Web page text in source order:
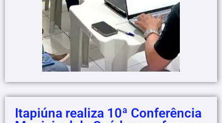
Itapiúna realiza 10ª Conferência